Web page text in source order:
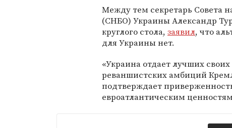
Между тем секретарь Совета
(СНБО) Украины Александр
круглого стола, заявил, что
для Украины нет.
«Украина отдает лучших
реваншистских амбиций
подтверждает
евроатлантическим